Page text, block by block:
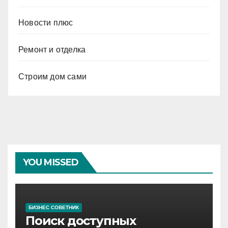
Новости плюс
Ремонт и отделка
Строим дом сами
YOU MISSED
БИЗНЕС СОВЕТНИК
Поиск доступных